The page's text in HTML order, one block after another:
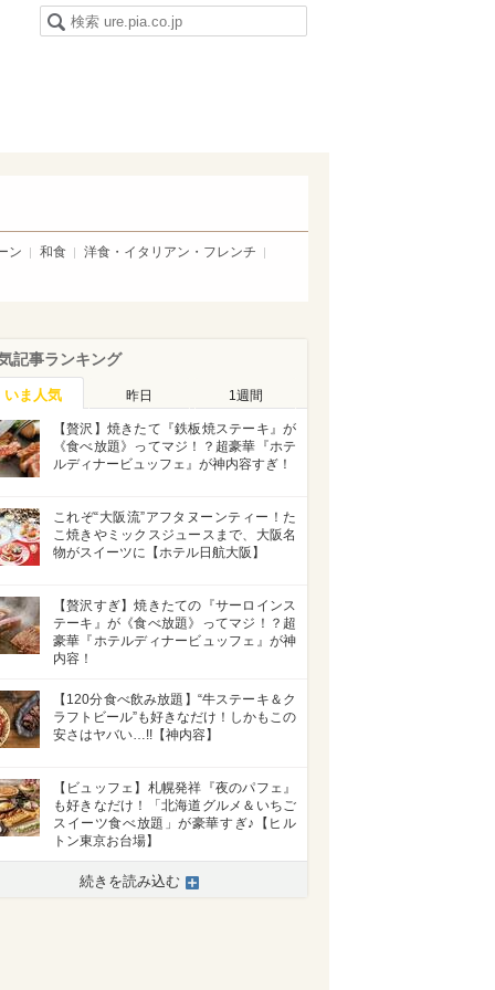
ン 和食 洋食・イタリアン・フレンチ
記事ランキング
いま人気 昨日 1週間
【贅沢】焼きたて『鉄板焼ステーキ』が
《食べ放題》ってマジ！？超豪華『ホテ
ルディナービュッフェ』が神内容すぎ！
これぞ“大阪流”アフタヌーンティー！た
こ焼きやミックスジュースまで、大阪名
物がスイーツに【ホテル日航大阪】
【贅沢すぎ】焼きたての『サーロインス
テーキ』が《食べ放題》ってマジ！？超
豪華『ホテルディナービュッフェ』が神
内容！
【120分食べ飲み放題】“牛ステーキ＆ク
ラフトビール”も好きなだけ！しかもこの
安さはヤバい…!!【神内容】
【ビュッフェ】札幌発祥『夜のパフェ』
も好きなだけ！「北海道グルメ＆いちご
スイーツ食べ放題」が豪華すぎ♪【ヒル
トン東京お台場】
続きを読み込む